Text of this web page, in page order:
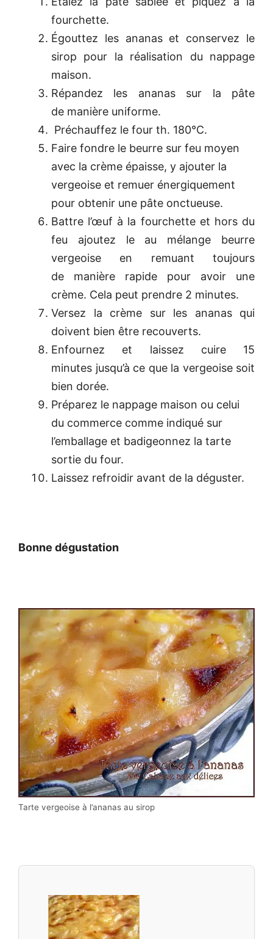
fourchette.
Égouttez les ananas et conservez le
sirop pour la réalisation du nappage
maison.
Répandez les ananas sur la pâte
de manière uniforme.
Préchauffez le four th. 180°C.
Faire fondre le beurre sur feu moyen
avec la crème épaisse, y ajouter la
vergeoise et remuer énergiquement
pour obtenir une pâte onctueuse.
Battre l’œuf à la fourchette et hors du
feu ajoutez le au mélange beurre
vergeoise en remuant toujours
de manière rapide pour avoir une
crème. Cela peut prendre 2 minutes.
Versez la crème sur les ananas qui
doivent bien être recouverts.
Enfournez et laissez cuire 15
minutes jusqu’à ce que la vergeoise soit
bien dorée.
Préparez le nappage maison ou celui
du commerce comme indiqué sur
l’emballage et badigeonnez la tarte
sortie du four.
Laissez refroidir avant de la déguster.
Bonne dégustation
Tarte vergeoise à l’ananas au sirop